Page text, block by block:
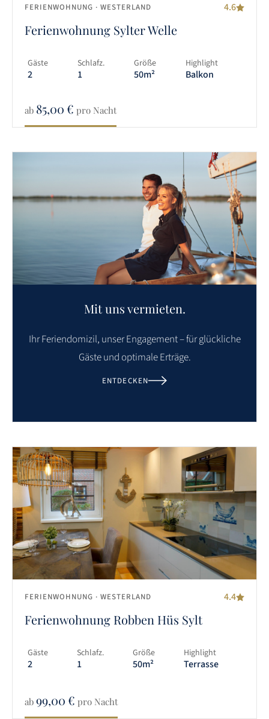
FERIENWOHNUNG · WESTERLAND 4.6
Ferienwohnung Sylter Welle
Gäste
2
Schlafz.
1
Größe
50m²
Highlight
Balkon
ab 85,00€ pro Nacht
Mit uns vermieten.
Ihr Feriendomizil, unser Engagement – für glückliche
Gäste und optimale Erträge.
ENTDECKEN
FERIENWOHNUNG · WESTERLAND 4.4
Ferienwohnung Robben Hüs Sylt
Gäste
2
Schlafz.
1
Größe
50m²
Highlight
Terrasse
ab 99,00€ pro Nacht